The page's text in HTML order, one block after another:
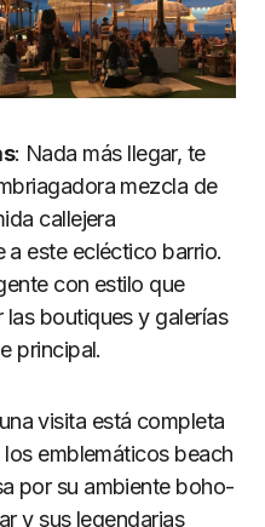
: Nada más llegar, te
mezcla de
callejera
este ecléctico barrio.
con estilo que
boutiques y galerías
principal.
visita está completa
emblemáticos beach
por su ambiente boho-
y sus legendarias